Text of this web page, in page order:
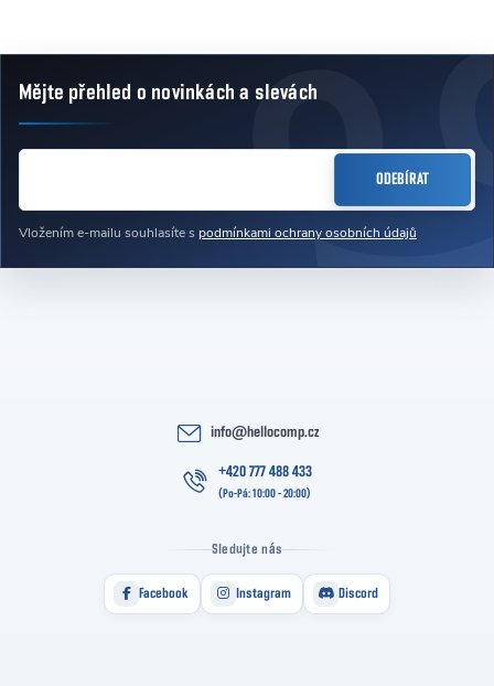
Zápatí
Mějte přehled o novinkácha slevách
Vložením e-mailu souhlasíte s podmínkami ochrany osobních údajů
ODEBÍRAT
info@hellocomp.cz
+420 777 488 433
Sledujte nás
Facebook Instagram Discord